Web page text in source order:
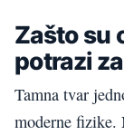
Zašto su
potrazi
Tamna tvar
moderne fizike.